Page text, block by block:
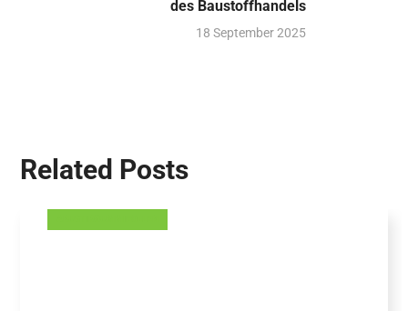
des Baustoffhandels
18 September 2025
Related Posts